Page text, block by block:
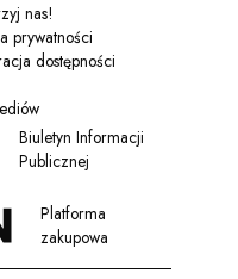
nas!
prywatności
dostępności
Biuletyn Informacji
Publicznej
Platforma
zakupowa